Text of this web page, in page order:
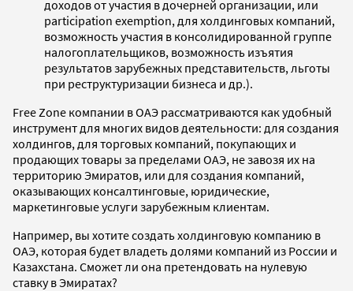
доходов от участия в дочерней организации, или
participation exemption, для холдинговых компаний,
возможность участия в консолидированной группе
налогоплательщиков, возможность изъятия
результатов зарубежных представительств, льготы
при реструктуризации бизнеса и др.).
Free Zone компании в ОАЭ рассматриваются как удобный
инструмент для многих видов деятельности: для создания
холдингов, для торговых компаний, покупающих и
продающих товары за пределами ОАЭ, не завозя их на
территорию Эмиратов, или для создания компаний,
оказывающих консалтинговые, юридические,
маркетинговые услуги зарубежным клиентам.
Например, вы хотите создать холдинговую компанию в
ОАЭ, которая будет владеть долями компаний из России и
Казахстана. Сможет ли она претендовать на нулевую
ставку в Эмиратах?